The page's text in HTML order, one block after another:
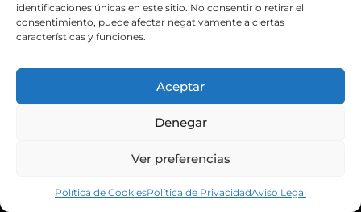
identificaciones únicas en este sitio. No consentir o retirar el
consentimiento, puede afectar negativamente a ciertas
características y funciones.
Aceptar
Denegar
Ver preferencias
Política de CookiesPolítica de PrivacidadAviso Legal